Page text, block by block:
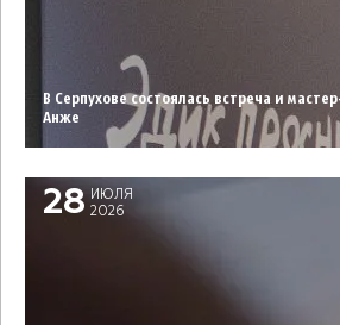
В Серпухове состоялась встреча и
Анже
28 ИЮЛЯ
2026